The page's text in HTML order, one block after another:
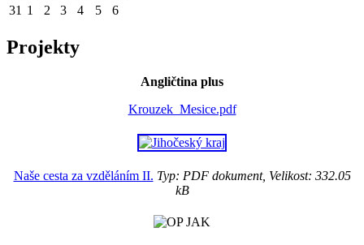
31 1 2 3 4 5 6
Projekty
Angličtina plus
Krouzek_Mesice.pdf
Naše cesta za vzděláním II. Typ: PDF dokument, Velikost: 332.05
kB